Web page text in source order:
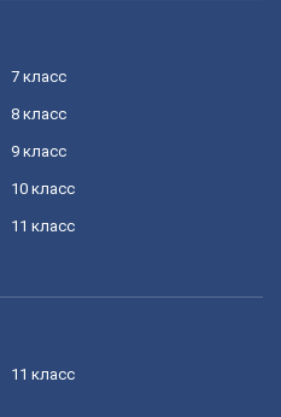
7 класс
8 класс
9 класс
10 класс
11 класс
11 класс